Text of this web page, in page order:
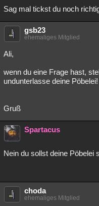
Lesenswert
Sag mal tickst du noch
gsb23
ehemaliges Mitglied
Ali,
wenn du eine Frage hast,
undunterlasse deine Pöbelei!
Gruß
Spartacus
Nein du sollst deine Pöbelei
choda
ehemaliges Mitglied